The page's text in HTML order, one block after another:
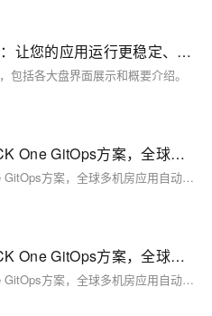
ACK容器监控存储全面更新：让您的应用运行更稳定、更透明
包括各大盘界面展示和概要介绍。
阿里云协同万兴科技落地ACK One GitOps方案，全球多机房应用自动化发布，效率提升50%
阿里云协同万兴科技落地ACK One GitOps方案，全球多机房应用自动化发布，效率提升50%
阿里云协同万兴科技落地ACK One GitOps方案，全球多机房应用自动化发布，效率提升50%
阿里云协同万兴科技落地ACK One GitOps方案，全球多机房应用自动化发布，效率提升50%